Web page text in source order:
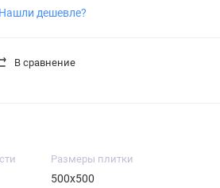
Нашли дешевле?
В сравнение
Размеры плитки
500х500